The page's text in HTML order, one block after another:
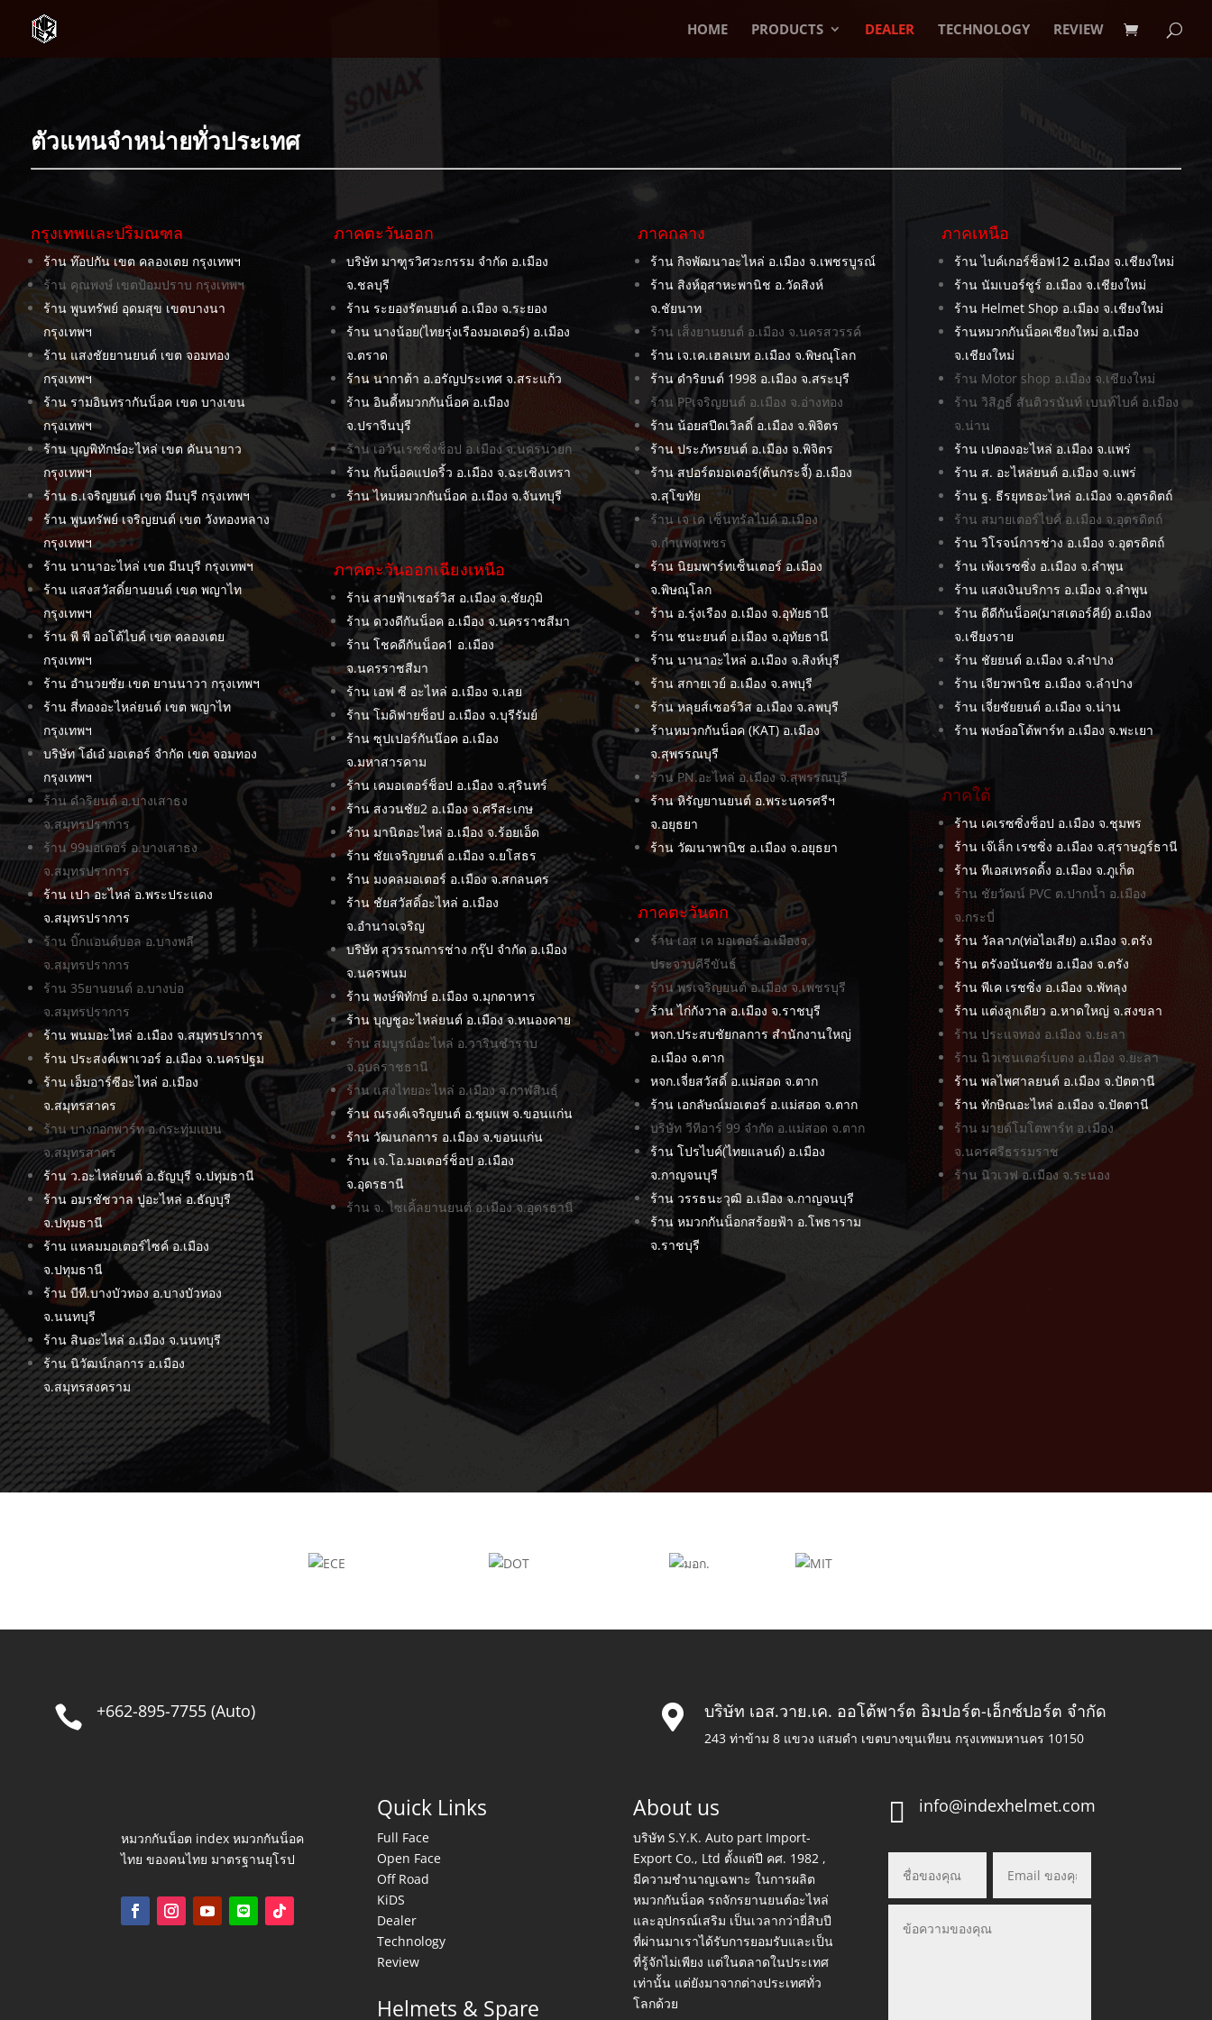
HOME PRODUCTS DEALER TECHNOLOGY REVIEW
ตัวแทนจำหน่ายทั่วประเทศ
กรุงเทพและปริมณฑล
ร้าน ท๊อปกัน เขต คลองเตย กรุงเทพฯ
ร้าน คุณพงษ์ เขตป้อมปราบ กรุงเทพฯ
ร้าน พูนทรัพย์ อุดมสุข เขตบางนา
กรุงเทพฯ
ร้าน แสงชัยยานยนต์ เขต จอมทอง
กรุงเทพฯ
ร้าน รามอินทรากันน็อค เขต บางเขน
กรุงเทพฯ
ร้าน บุญพิทักษ์อะไหล่ เขต คันนายาว
กรุงเทพฯ
ร้าน ธ.เจริญยนต์ เขต มีนบุรี กรุงเทพฯ
ร้าน พูนทรัพย์ เจริญยนต์ เขต วังทองหลาง
กรุงเทพฯ
ร้าน นานาอะไหล่ เขต มีนบุรี กรุงเทพฯ
ร้าน แสงสวัสดิ์ยานยนต์ เขต พญาไท
กรุงเทพฯ
ร้าน พี พี ออโต้ไบค์ เขต คลองเตย
กรุงเทพฯ
ร้าน อำนวยชัย เขต ยานนาวา กรุงเทพฯ
ร้าน สี่ทองอะไหล่ยนต์ เขต พญาไท
กรุงเทพฯ
บริษัท โอ๋เอ๋ มอเตอร์ จำกัด เขต จอมทอง
กรุงเทพฯ
ร้าน ดำริยนต์ อ.บางเสาธง
จ.สมุทรปราการ
ร้าน 99มอเตอร์ อ.บางเสาธง
จ.สมุทรปราการ
ร้าน เปา อะไหล่ อ.พระประแดง
จ.สมุทรปราการ
ร้าน บิ๊กแอนด์บอล อ.บางพลี
จ.สมุทรปราการ
ร้าน 35ยานยนต์ อ.บางบ่อ
จ.สมุทรปราการ
ร้าน พนมอะไหล่ อ.เมือง จ.สมุทรปราการ
ร้าน ประสงค์เพาเวอร์ อ.เมือง จ.นครปฐม
ร้าน เอ็มอาร์ซีอะไหล่ อ.เมือง
จ.สมุทรสาคร
ร้าน บางกอกพาร์ท อ.กระทุ่มแบน
จ.สมุทรสาคร
ร้าน ว.อะไหล่ยนต์ อ.ธัญบุรี จ.ปทุมธานี
ร้าน อมรชัชวาล ปูอะไหล่ อ.ธัญบุรี
จ.ปทุมธานี
ร้าน แหลมมอเตอร์ไซค์ อ.เมือง
จ.ปทุมธานี
ร้าน บีที.บางบัวทอง อ.บางบัวทอง
จ.นนทบุรี
ร้าน สินอะไหล่ อ.เมือง จ.นนทบุรี
ร้าน นิวัฒน์กลการ อ.เมือง
จ.สมุทรสงคราม
ภาคตะวันออก
บริษัท มาฑูรวิศวะกรรม จำกัด อ.เมือง
จ.ชลบุรี
ร้าน ระยองรัตนยนต์ อ.เมือง จ.ระยอง
ร้าน นางน้อย(ไทยรุ่งเรืองมอเตอร์) อ.เมือง
จ.ตราด
ร้าน นากาต้า อ.อรัญประเทศ จ.สระแก้ว
ร้าน อินดี้หมวกกันน็อค อ.เมือง
จ.ปราจีนบุรี
ร้าน เอวันเรซซิ่งช็อป อ.เมือง จ.นครนายก
ร้าน กันน็อคแปดริ้ว อ.เมือง จ.ฉะเชิงเทรา
ร้าน ไหมหมวกกันน็อค อ.เมือง จ.จันทบุรี
ภาคตะวันออกเฉียงเหนือ
ร้าน สายฟ้าเชอร์วิส อ.เมือง จ.ชัยภูมิ
ร้าน ดวงดีกันน็อค อ.เมือง จ.นครราชสีมา
ร้าน โชคดีกันน็อค1 อ.เมือง
จ.นครราชสีมา
ร้าน เอฟ ซี อะไหล่ อ.เมือง จ.เลย
ร้าน โมดิฟายช็อป อ.เมือง จ.บุรีรัมย์
ร้าน ซุปเปอร์กันน๊อค อ.เมือง
จ.มหาสารคาม
ร้าน เคมอเตอร์ช็อป อ.เมือง จ.สุรินทร์
ร้าน สงวนชัย2 อ.เมือง จ.ศรีสะเกษ
ร้าน มานิตอะไหล่ อ.เมือง จ.ร้อยเอ็ด
ร้าน ชัยเจริญยนต์ อ.เมือง จ.ยโสธร
ร้าน มงคลมอเตอร์ อ.เมือง จ.สกลนคร
ร้าน ชัยสวัสดิ์อะไหล่ อ.เมือง
จ.อำนาจเจริญ
บริษัท สุวรรณการช่าง กรุ๊ป จำกัด อ.เมือง
จ.นครพนม
ร้าน พงษ์พิทักษ์ อ.เมือง จ.มุกดาหาร
ร้าน บุญชูอะไหล่ยนต์ อ.เมือง จ.หนองคาย
ร้าน สมบูรณ์อะไหล่ อ.วารินชำราบ
จ.อุบลราชธานี
ร้าน แสงไทยอะไหล่ อ.เมือง จ.กาฬสินธุ์
ร้าน ณรงค์เจริญยนต์ อ.ชุมแพ จ.ขอนแก่น
ร้าน วัฒนกลการ อ.เมือง จ.ขอนแก่น
ร้าน เจ.โอ.มอเตอร์ช็อป อ.เมือง
จ.อุดรธานี
ร้าน จ. ไซเคิ้ลยานยนต์ อ.เมือง จ.อุดรธานี
ภาคกลาง
ร้าน กิจพัฒนาอะไหล่ อ.เมือง จ.เพชรบูรณ์
ร้าน สิงห์อุสาหะพานิช อ.วัดสิงห์
จ.ชัยนาท
ร้าน เส็งยานยนต์ อ.เมือง จ.นครสวรรค์
ร้าน เจ.เค.เฮลเมท อ.เมือง จ.พิษณุโลก
ร้าน ดำริยนต์ 1998 อ.เมือง จ.สระบุรี
ร้าน PPเจริญยนต์ อ.เมือง จ.อ่างทอง
ร้าน น้อยสปีดเวิลดิ์ อ.เมือง จ.พิจิตร
ร้าน ประภัทรยนต์ อ.เมือง จ.พิจิตร
ร้าน สปอร์ตมอเตอร์(ต้นกระจี้) อ.เมือง
จ.สุโขทัย
ร้าน เจ เค เซ็นทรัลไบค์ อ.เมือง
จ.กำแพงเพชร
ร้าน นิยมพาร์ทเซ็นเตอร์ อ.เมือง
จ.พิษณุโลก
ร้าน อ.รุ่งเรือง อ.เมือง จ.อุทัยธานี
ร้าน ชนะยนต์ อ.เมือง จ.อุทัยธานี
ร้าน นานาอะไหล่ อ.เมือง จ.สิงห์บุรี
ร้าน สกายเวย์ อ.เมือง จ.ลพบุรี
ร้าน หลุยส์เซอร์วิส อ.เมือง จ.ลพบุรี
ร้านหมวกกันน็อค (KAT) อ.เมือง
จ.สุพรรณบุรี
ร้าน PN.อะไหล่ อ.เมือง จ.สุพรรณบุรี
ร้าน หิรัญยานยนต์ อ.พระนครศรีฯ
จ.อยุธยา
ร้าน วัฒนาพานิช อ.เมือง จ.อยุธยา
ภาคตะวันตก
ร้าน เอส เค มอเตอร์ อ.เมืองจ.
ประจวบคีรีขันธ์
ร้าน พรเจริญยนต์ อ.เมือง จ.เพชรบุรี
ร้าน ไก่กังวาล อ.เมือง จ.ราชบุรี
หจก.ประสบชัยกลการ สำนักงานใหญ่
อ.เมือง จ.ตาก
หจก.เจี่ยสวัสดิ์ อ.แม่สอด จ.ตาก
ร้าน เอกลัษณ์มอเตอร์ อ.แม่สอด จ.ตาก
บริษัท วีทีอาร์ 99 จำกัด อ.แม่สอด จ.ตาก
ร้าน โปรไบค์(ไทยแลนด์) อ.เมือง
จ.กาญจนบุรี
ร้าน วรรธนะวุฒิ อ.เมือง จ.กาญจนบุรี
ร้าน หมวกกันน็อกสร้อยฟ้า อ.โพธาราม
จ.ราชบุรี
ภาคเหนือ
ร้าน ไบค์เกอร์ช็อฟ12 อ.เมือง จ.เชียงใหม่
ร้าน นัมเบอร์ชูร์ อ.เมือง จ.เชียงใหม่
ร้าน Helmet Shop อ.เมือง จ.เชียงใหม่
ร้านหมวกกันน็อคเชียงใหม่ อ.เมือง
จ.เชียงใหม่
ร้าน Motor shop อ.เมือง จ.เชียงใหม่
ร้าน วิสิฏธิ์ สันติวรนันท์ เบนท์ไบค์ อ.เมือง
จ.น่าน
ร้าน เปตองอะไหล่ อ.เมือง จ.แพร่
ร้าน ส. อะไหล่ยนต์ อ.เมือง จ.แพร่
ร้าน ฐ. ธีรยุทธอะไหล่ อ.เมือง จ.อุตรดิตถ์
ร้าน สมายเตอร์ไบค์ อ.เมือง จ.อุตรดิตถ์
ร้าน วิโรจน์การช่าง อ.เมือง จ.อุตรดิตถ์
ร้าน เพ้งเรซซิ่ง อ.เมือง จ.ลำพูน
ร้าน แสงเงินบริการ อ.เมือง จ.ลำพูน
ร้าน ดีดีกันน็อค(มาสเตอร์คีย์) อ.เมือง
จ.เชียงราย
ร้าน ชัยยนต์ อ.เมือง จ.ลำปาง
ร้าน เจียวพานิช อ.เมือง จ.ลำปาง
ร้าน เจี่ยชัยยนต์ อ.เมือง จ.น่าน
ร้าน พงษ์ออโต้พาร์ท อ.เมือง จ.พะเยา
ภาคใต้
ร้าน เคเรซซิ่งช็อป อ.เมือง จ.ชุมพร
ร้าน เจ๊เล็ก เรชซิ่ง อ.เมือง จ.สุราษฎร์ธานี
ร้าน ทีเอสเทรดดิ้ง อ.เมือง จ.ภูเก็ต
ร้าน ชัยวัฒน์ PVC ต.ปากน้ำ อ.เมือง
จ.กระบี่
ร้าน วัลลาภ(ท่อไอเสีย) อ.เมือง จ.ตรัง
ร้าน ตรังอนันตชัย อ.เมือง จ.ตรัง
ร้าน พีเค เรชซิ่ง อ.เมือง จ.พัทลุง
ร้าน แต่งลูกเดียว อ.หาดใหญ่ จ.สงขลา
ร้าน ประแจทอง อ.เมือง จ.ยะลา
ร้าน นิวเซนเตอร์เบตง อ.เมือง จ.ยะลา
ร้าน พลไพศาลยนต์ อ.เมือง จ.ปัตตานี
ร้าน ทักษิณอะไหล่ อ.เมือง จ.ปัตตานี
ร้าน มายด์โมโตพาร์ท อ.เมือง
จ.นครศรีธรรมราช
ร้าน นิวเวฟ อ.เมือง จ.ระนอง
 +662-895-7755 (Auto)  บริษัท เอส.วาย.เค. ออโต้พาร์ต อิมปอร์ต-เอ็กซ์ปอร์ต จำกัด
243 ท่าข้าม 8 แขวง แสมดำ เขตบางขุนเทียน กรุงเทพมหานคร 10150
หมวกกันน็อต index หมวกกันน็อค
ไทย ของคนไทย มาตรฐานยุโรป
Quick Links
Full Face
Open Face
Off Road
KiDS
Dealer
Technology
Review
Helmets & Spare
About us
บริษัท S.Y.K. Auto part Import-
Export Co., Ltd ตั้งแต่ปี คศ. 1982 ,
มีความชำนาญเฉพาะ ในการผลิต
หมวกกันน็อค รถจักรยานยนต์อะไหล่
และอุปกรณ์เสริม เป็นเวลากว่ายี่สิบปี
ที่ผ่านมาเราได้รับการยอมรับและเป็น
ที่รู้จักไม่เพียง แต่ในตลาดในประเทศ
เท่านั้น แต่ยังมาจากต่างประเทศทั่ว
โลกด้วย
 info@indexhelmet.com